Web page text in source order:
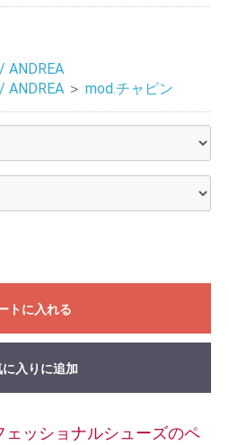
ANDREA
ANDREA ＞ mod.チャピン
トに入れる
に入りに追加
ェッショナルシューズのペ